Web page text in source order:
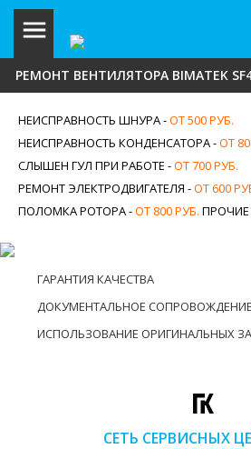
СЕТЬ СЕРВИСНЫХ
РЕМОНТ ВЕНТИЛЯТОРА BIMATEK
НЕИСПРАВНОСТЬ ШНУРА -ОТ 500 РУБ.
НЕИСПРАВНОСТЬ КОНДЕНСАТОРА -ОТ
СЛЫШЕН ГУЛ ПРИ РАБОТЕ -ОТ 700 РУБ.
РЕМОНТ ЭЛЕКТРОДВИГАТЕЛЯ -ОТ 600
ПОЛОМКА РОТОРА -ОТ 800 РУБ.
ГАРАНТИЯ КАЧЕСТВА
ДОКУМЕНТАЛЬНОЕ СОПРОВОЖДЕНИЕ
ИСПОЛЬЗОВАНИЕ ОРИГИНАЛЬНЫХ